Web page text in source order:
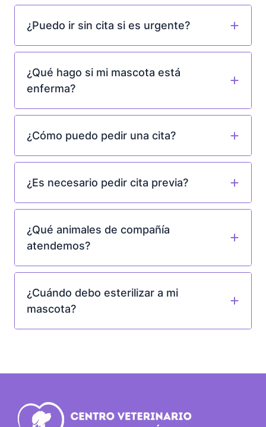
¿Puedo ir sin cita si es urgente?
¿Qué hago si mi mascota está
enferma?
¿Cómo puedo pedir una cita?
¿Es necesario pedir cita previa?
¿Qué animales de compañía
atendemos?
¿Cuándo debo esterilizar a mi
mascota?